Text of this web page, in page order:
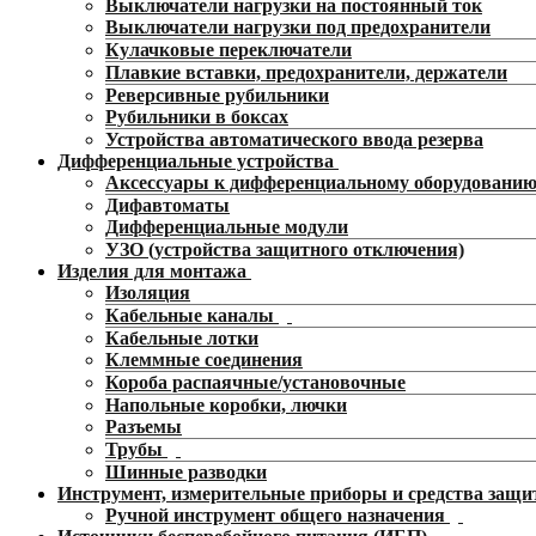
Выключатели нагрузки на постоянный ток
Выключатели нагрузки под предохранители
Кулачковые переключатели
Плавкие вставки, предохранители, держатели
Реверсивные рубильники
Рубильники в боксах
Устройства автоматического ввода резерва
Дифференциальные устройства
Аксессуары к дифференциальному оборудованию
Дифавтоматы
Дифференциальные модули
УЗО (устройства защитного отключения)
Изделия для монтажа
Изоляция
Кабельные каналы
Кабельные лотки
Клеммные соединения
Короба распаячные/установочные
Напольные коробки, лючки
Разъемы
Трубы
Шинные разводки
Инструмент, измерительные приборы и средства
Ручной инструмент общего назначения